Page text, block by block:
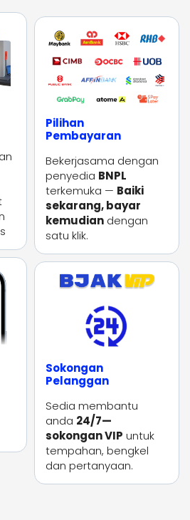
Pilihan
Pembayaran
Bekerjasama dengan
penyedia BNPL
terkemuka — Baiki
sekarang, bayar
kemudian dengan
satu klik.
Sokongan
Pelanggan
Sedia membantu
anda 24/7—
sokongan VIP untuk
tempahan, bengkel
dan pertanyaan.